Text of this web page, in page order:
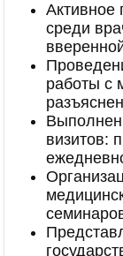
Активное
среди
работы с
визитов: